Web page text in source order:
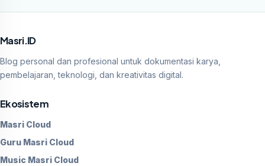
Masri.ID
Blog personal dan profesional untuk dokumentasi karya,
pembelajaran, teknologi, dan kreativitas digital.
Ekosistem
Masri Cloud
Guru Masri Cloud
Music Masri Cloud